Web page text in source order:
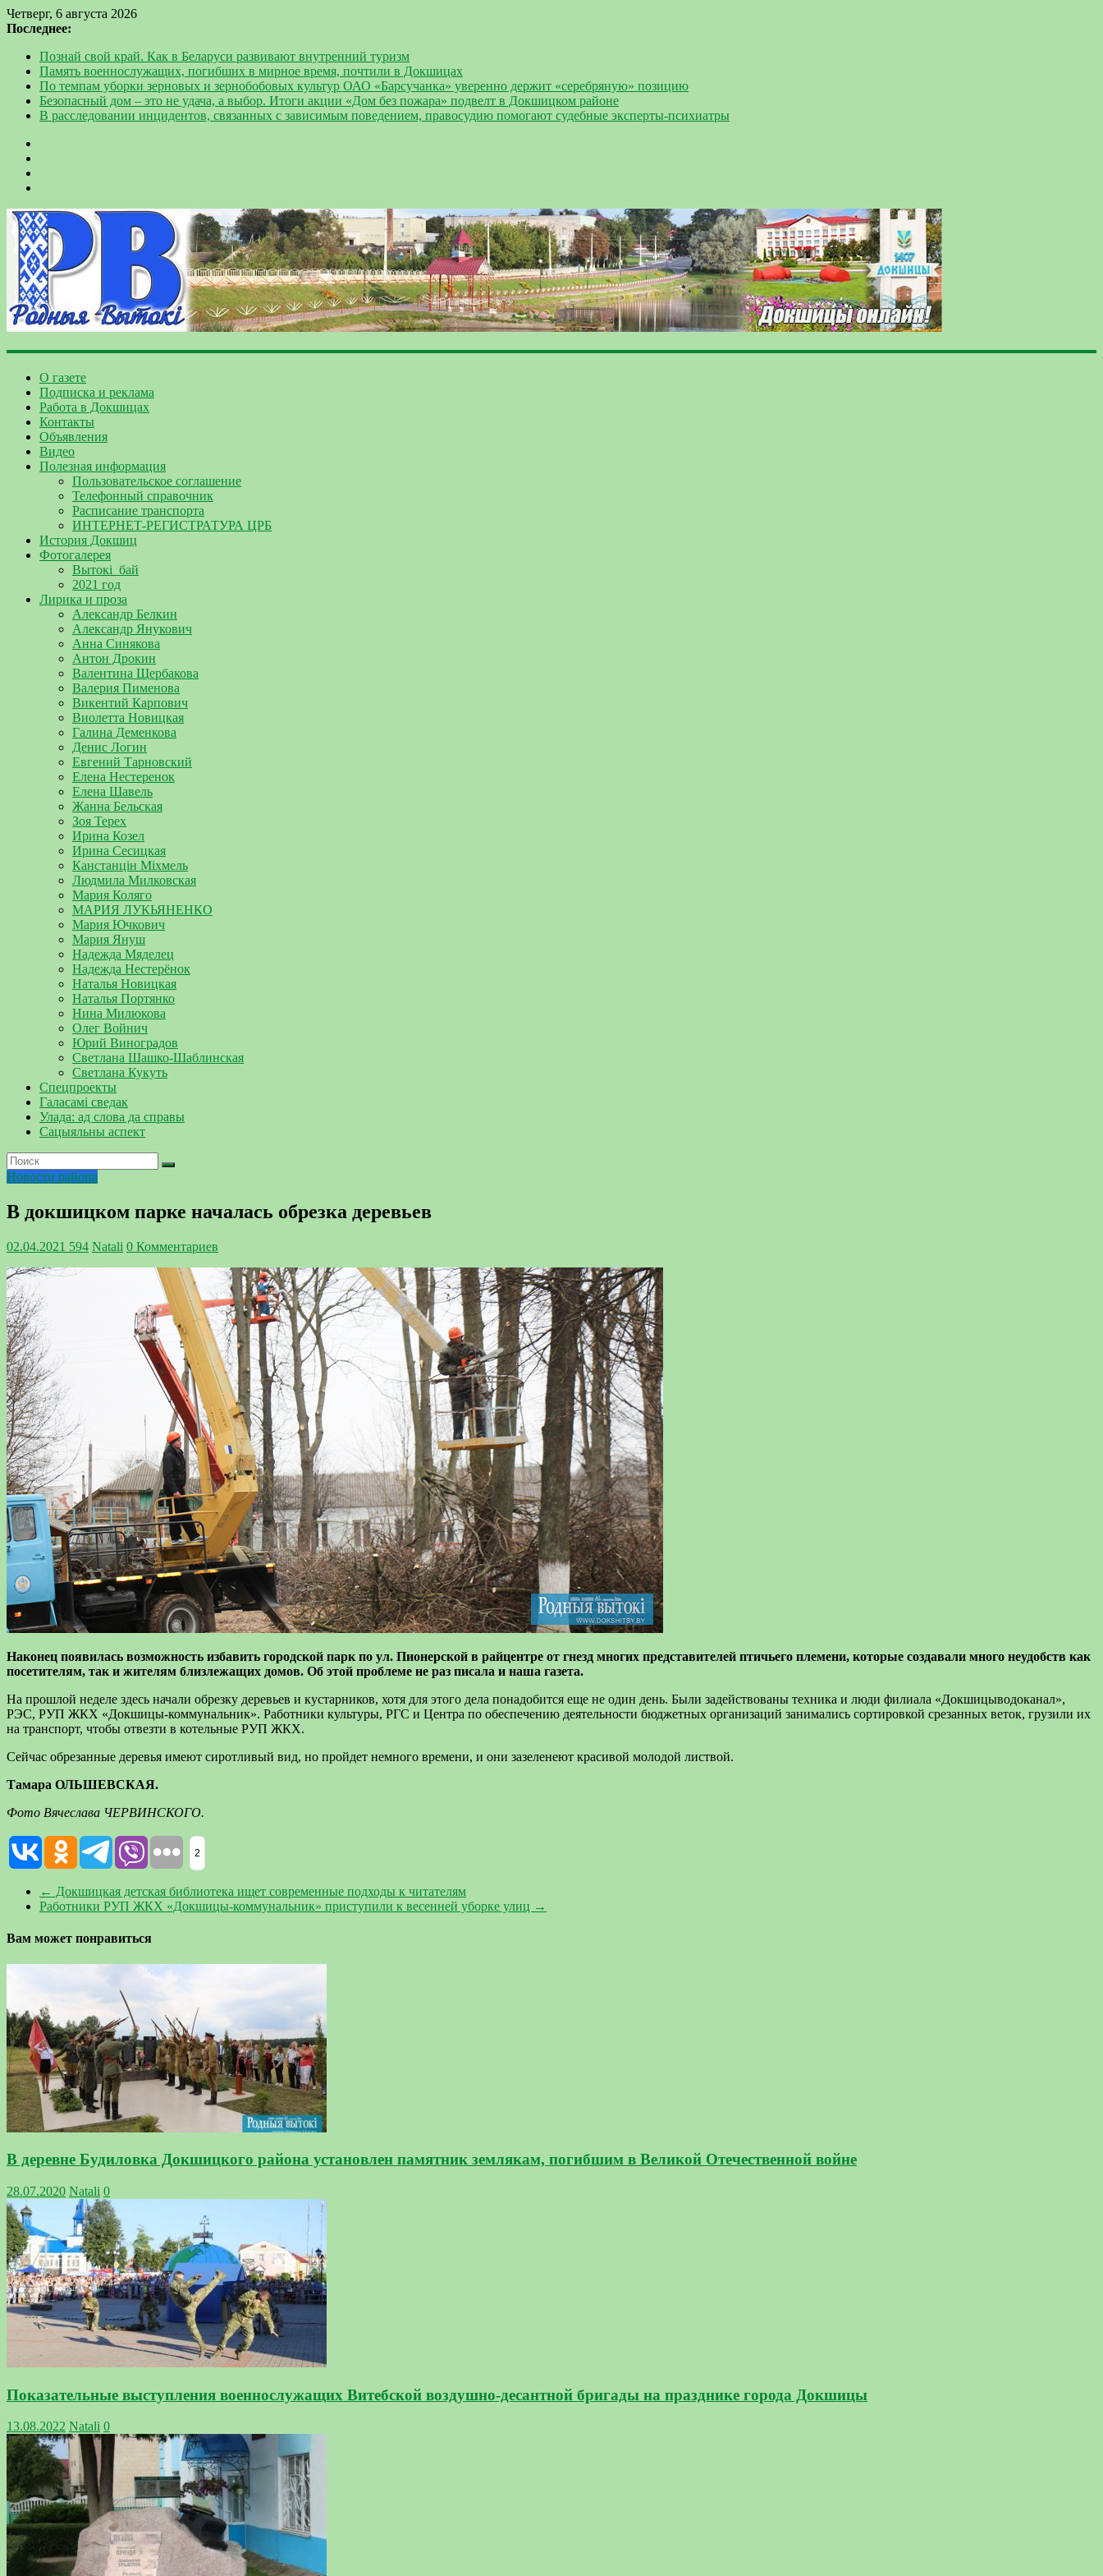
Четверг, 6 августа 2026
Последнее:
Познай свой край. Как в Беларуси развивают внутренний туризм
Память военнослужащих, погибших в мирное время, почтили в Докшицах
По темпам уборки зерновых и зернобобовых культур ОАО «Барсучанка» уверенно держит «серебряную» позицию
Безопасный дом – это не удача, а выбор. Итоги акции «Дом без пожара» подвелт в Докшицком районе
В расследовании инцидентов, связанных с зависимым поведением, правосудию помогают судебные эксперты-психиатры
О газете
Подписка и реклама
Работа в Докшицах
Контакты
Объявления
Видео
Полезная информация
Пользовательское соглашение
Телефонный справочник
Расписание транспорта
ИНТЕРНЕТ-РЕГИСТРАТУРА ЦРБ
История Докшиц
Фотогалерея
Вытокі_бай
2021 год
Лирика и проза
Александр Белкин
Александр Янукович
Анна Синякова
Антон Дрокин
Валентина Щербакова
Валерия Пименова
Викентий Карпович
Виолетта Новицкая
Галина Деменкова
Денис Логин
Евгений Тарновский
Елена Нестеренок
Елена Шавель
Жанна Бельская
Зоя Терех
Ирина Козел
Ирина Сесицкая
Канстанцін Міхмель
Людмила Милковская
Мария Коляго
МАРИЯ ЛУКЬЯНЕНКО
Мария Ючкович
Мария Януш
Надежда Мяделец
Надежда Нестерёнок
Наталья Новицкая
Наталья Портянко
Нина Милюкова
Олег Войнич
Юрий Виноградов
Светлана Шашко-Шаблинская
Светлана Кукуть
Спецпроекты
Галасамі сведак
Улада: ад слова да справы
Сацыяльны аспект
Новости района
В докшицком парке началась обрезка деревьев
02.04.2021 594 Natali 0 Комментариев
Наконец появилась возможность избавить городской парк по ул. Пионерской в райцентре от гнезд многих представителей птичьего племени, которые создавали много неудобств как
посетителям, так и жителям близлежащих домов. Об этой проблеме не раз писала и наша газета.
На прошлой неделе здесь начали обрезку деревьев и кустарников, хотя для этого дела понадобится еще не один день. Были задействованы техника и люди филиала «Докшицыводоканал»,
РЭС, РУП ЖКХ «Докшицы-коммунальник». Работники культуры, РГС и Центра по обеспечению деятельности бюджетных организаций занимались сортировкой срезанных веток, грузили их
на транспорт, чтобы отвезти в котельные РУП ЖКХ.
Сейчас обрезанные деревья имеют сиротливый вид, но пройдет немного времени, и они зазеленеют красивой молодой листвой.
Тамара ОЛЬШЕВСКАЯ.
Фото Вячеслава ЧЕРВИНСКОГО.
2
← Докшицкая детская библиотека ищет современные подходы к читателям
Работники РУП ЖКХ «Докшицы-коммунальник» приступили к весенней уборке улиц →
Вам может понравиться
В деревне Будиловка Докшицкого района установлен памятник землякам, погибшим в Великой Отечественной войне
28.07.2020 Natali 0
Показательные выступления военнослужащих Витебской воздушно-десантной бригады на празднике города Докшицы
13.08.2022 Natali 0